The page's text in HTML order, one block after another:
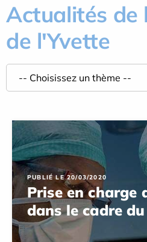
Actualités de
de l'Yvette
PUBLIÉ LE 20/03/2020
Prise en charge
dans le cadre